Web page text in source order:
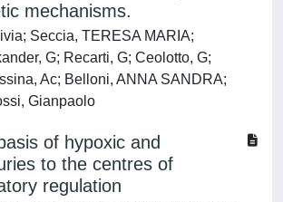
mechanisms.
Seccia, TERESA MARIA;
G; Recarti, G; Ceolotto, G;
Ac; Belloni, ANNA SANDRA;
Gianpaolo
of hypoxic and
to the centres of
regulation